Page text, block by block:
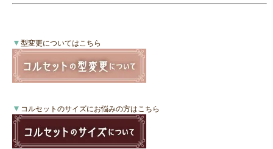
▼ 型変更についてはこちら
▼ コルセットのサイズにお悩みの方はこちら